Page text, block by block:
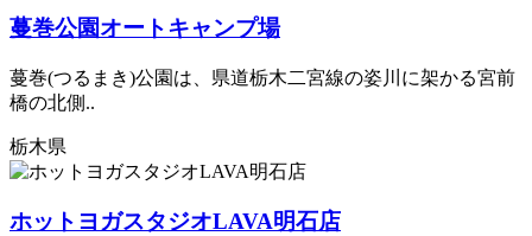
蔓巻公園オートキャンプ場
蔓巻(つるまき)公園は、県道栃木二宮線の姿川に架かる宮前
橋の北側..
栃木県
ホットヨガスタジオLAVA明石店